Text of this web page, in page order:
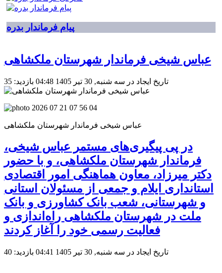
پیام فرماندار بدره
عباس شیخی فرماندار شهرستان ملکشاهی
تاریخ ایجاد در سه شنبه, 30 تیر 1405 04:48 بازدید: 35
عباس شیخی فرماندار شهرستان ملکشاهی
در پی پیگیری‌های مستمر عباس شیخی،
فرماندار شهرستان ملکشاهی، و با حضور
دکتر میرزاد، معاون هماهنگی امور اقتصادی
استانداری ایلام و جمعی از مسئولان استانی
و شهرستانی، شعب بانک کشاورزی و بانک
ملت در شهرستان ملکشاهی راه‌اندازی و
فعالیت رسمی خود را آغاز کردند
تاریخ ایجاد در سه شنبه, 30 تیر 1405 04:41 بازدید: 40